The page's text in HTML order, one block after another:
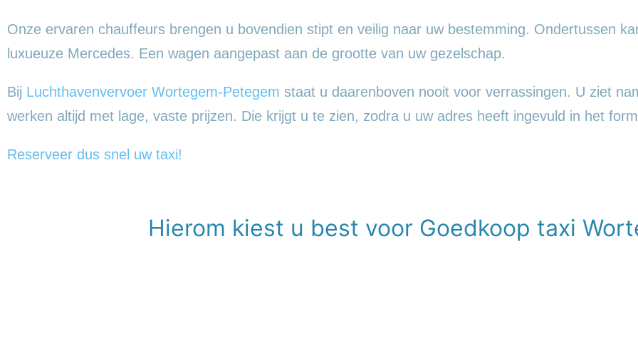
Onze ervaren chauffeurs brengen u bovendien stipt en veilig naar uw bestemming. Ondertussen
luxueuze Mercedes. Een wagen aangepast aan de grootte van uw gezelschap.
Bij Luchthavenvervoer Wortegem-Petegem staat u daarenboven nooit voor verrassingen. U ziet
werken altijd met lage, vaste prijzen. Die krijgt u te zien, zodra u uw adres heeft ingevuld in het
Reserveer dus snel uw taxi!
Hierom kiest u best voor Goedkoop taxi